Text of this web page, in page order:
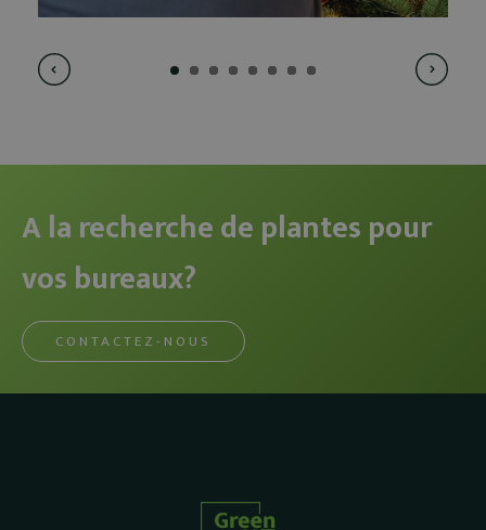
A la recherche de plantes pour
vos bureaux?
CONTACTEZ-NOUS